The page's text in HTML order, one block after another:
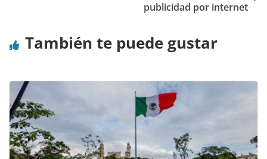
publicidad por internet
También te puede gustar